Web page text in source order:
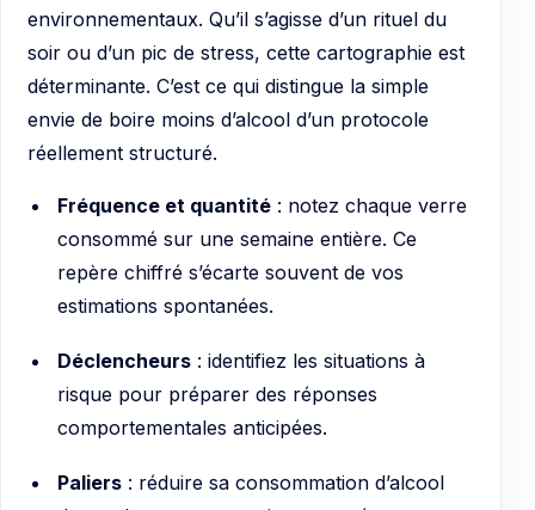
environnementaux. Qu’il s’agisse d’un rituel du
soir ou d’un pic de stress, cette cartographie est
déterminante. C’est ce qui distingue la simple
envie de boire moins d’alcool d’un protocole
réellement structuré.
Fréquence et quantité: notez chaque verre
consommé sur une semaine entière. Ce
repère chiffré s’écarte souvent de vos
estimations spontanées.
Déclencheurs: identifiez les situations à
risque pour préparer des réponses
comportementales anticipées.
Paliers: réduire sa consommation d’alcool